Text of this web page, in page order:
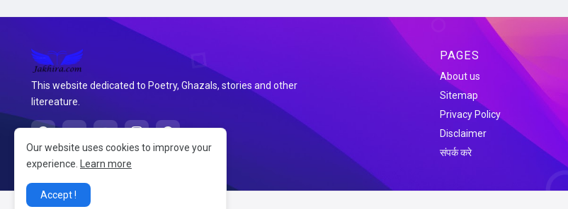
This website dedicated to Poetry, Ghazals, stories and other
litereature.
PAGES
About us
Sitemap
Privacy Policy
Disclaimer
संपर्क करे
Our website uses cookies to improve your
experience.
Learn more
Accept !